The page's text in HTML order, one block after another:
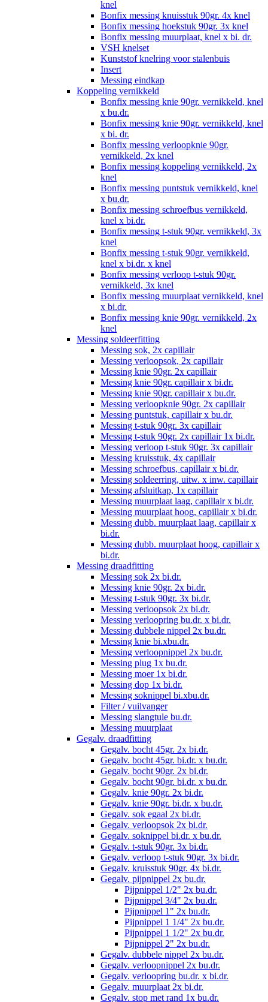
knel
Bonfix messing knuisstuk 90gr. 4x knel
Bonfix messing hoekstuk 90gr. 3x knel
Bonfix messing muurplaat, knel x bi. dr.
VSH knelset
Kunststof knelring voor stalenbuis
Insert
Messing eindkap
Koppeling vernikkeld
Bonfix messing knie 90gr. vernikkeld, knel
x bu.dr.
Bonfix messing knie 90gr. vernikkeld, knel
x bi. dr.
Bonfix messing verloopknie 90gr.
vernikkeld, 2x knel
Bonfix messing koppeling vernikkeld, 2x
knel
Bonfix messing puntstuk vernikkeld, knel
x bu.dr.
Bonfix messing schroefbus vernikkeld,
knel x bi.dr.
Bonfix messing t-stuk 90gr. vernikkeld, 3x
knel
Bonfix messing t-stuk 90gr. vernikkeld,
knel x bi.dr. x knel
Bonfix messing verloop t-stuk 90gr.
vernikkeld, 3x knel
Bonfix messing muurplaat vernikkeld, knel
x bi.dr.
Bonfix messing knie 90gr. vernikkeld, 2x
knel
Messing soldeerfitting
Messing sok, 2x capillair
Messing verloopsok, 2x capillair
Messing knie 90gr. 2x capillair
Messing knie 90gr. capillair x bi.dr.
Messing knie 90gr. capillair x bu.dr.
Messing verloopknie 90gr. 2x capillair
Messing puntstuk, capillair x bu.dr.
Messing t-stuk 90gr. 3x capillair
Messing t-stuk 90gr. 2x capillair 1x bi.dr.
Messing verloop t-stuk 90gr. 3x capillair
Messing kruisstuk, 4x capillair
Messing schroefbus, capillair x bi.dr.
Messing soldeerring, uitw. x inw. capillair
Messing afsluitkap, 1x capillair
Messing muurplaat laag, capillair x bi.dr.
Messing muurplaat hoog, capillair x bi.dr.
Messing dubb. muurplaat laag, capillair x
bi.dr.
Messing dubb. muurplaat hoog, capillair x
bi.dr.
Messing draadfitting
Messing sok 2x bi.dr.
Messing knie 90gr. 2x bi.dr.
Messing t-stuk 90gr. 3x bi.dr.
Messing verloopsok 2x bi.dr.
Messing verloopring bu.dr. x bi.dr.
Messing dubbele nippel 2x bu.dr.
Messing knie bi.xbu.dr.
Messing verloopnippel 2x bu.dr.
Messing plug 1x bu.dr.
Messing moer 1x bi.dr.
Messing dop 1x bi.dr.
Messing soknippel bi.xbu.dr.
Filter / vuilvanger
Messing slangtule bu.dr.
Messing muurplaat
Gegalv. draadfitting
Gegalv. bocht 45gr. 2x bi.dr.
Gegalv. bocht 45gr. bi.dr. x bu.dr.
Gegalv. bocht 90gr. 2x bi.dr.
Gegalv. bocht 90gr. bi.dr. x bu.dr.
Gegalv. knie 90gr. 2x bi.dr.
Gegalv. knie 90gr. bi.dr. x bu.dr.
Gegalv. sok egaal 2x bi.dr.
Gegalv. verloopsok 2x bi.dr.
Gegalv. soknippel bi.dr. x bu.dr.
Gegalv. t-stuk 90gr. 3x bi.dr.
Gegalv. verloop t-stuk 90gr. 3x bi.dr.
Gegalv. kruisstuk 90gr. 4x bi.dr.
Gegalv. pijpnippel 2x bu.dr.
Pijpnippel 1/2" 2x bu.dr.
Pijpnippel 3/4" 2x bu.dr.
Pijpnippel 1" 2x bu.dr.
Pijpnippel 1 1/4" 2x bu.dr.
Pijpnippel 1 1/2" 2x bu.dr.
Pijpnippel 2" 2x bu.dr.
Gegalv. dubbele nippel 2x bu.dr.
Gegalv. verloopnippel 2x bu.dr.
Gegalv. verloopring bu.dr. x bi.dr.
Gegalv. muurplaat 2x bi.dr.
Gegalv. stop met rand 1x bu.dr.